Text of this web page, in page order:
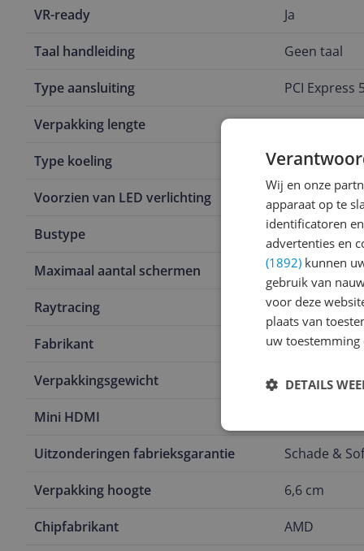
VR-ready
Ja
Taal handleiding Geen taal
Type aansluiting PCI Express
Verpakking lengte 36,4 cm
Type koeling Actief
Voorzien van LED verlichting
Bustype PCI-Express
Maximaal aantal schermen 3
Raytracing Ja
Fabrikant ASUS
Verpakkingsgewicht 1,06 kg
Mini HDMI
Uitzonderingen fabrieksgarantie Schade &
Verpakking hoogte 6,6 cm
Chipfabrikant AMD
Wij en onze
apparaat op te
identificatoren
advertenties en
(1892) kunnen
gebruik van
voor deze
plaats van
uw
DETAILS